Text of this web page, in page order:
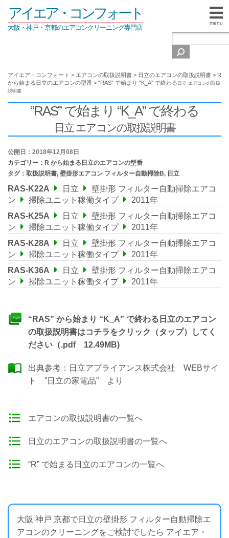
menu
アイエア・コンフォート
大阪・神戸・京都のエアコンクリーニング専門店
アイエア・コンフォート > エアコンの取扱説明書 > 日立のエアコンの取扱説明書 > R
から始まる日立のエアコンの型番 > “RAS” で始まり “K_A” で終わる 日立 エアコンの取扱
説明書
“RAS” で始まり “K_A” で終わる
日立 エアコンの取扱説明書
公開日：2018年12月08日
カテゴリー： R から始まる日立のエアコンの型番
タグ： 取扱説明書, 壁掛形エアコン フィルター自動掃除B, 日立
RAS-K22A 日立
壁掛形 フィルター自動掃除エアコ
ン
掃除ユニット稼働タイプ
2011年
RAS-K25A
日立
壁掛形 フィルター自動掃除エアコ
ン
掃除ユニット稼働タイプ
2011年
RAS-K28A
日立
壁掛形 フィルター自動掃除エアコ
ン
掃除ユニット稼働タイプ
2011年
RAS-K36A
日立
壁掛形 フィルター自動掃除エアコ
ン
掃除ユニット稼働タイプ 2011年
“RAS” から始まり “K_A” で終わる日立のエアコン
の取扱説明書はコチラをクリック（タップ）してく
ださい（.pdf 12.49MB)
出典参考： 日立アプライアンス株式会社 WEBサイ
ト ”日立の家電品” より
エアコンの取扱説明書の一覧へ
日立のエアコンの取扱説明書の一覧へ
“R” で始まる日立のエアコンの一覧へ
大阪 神戸 京都で日立の壁掛形 フィルター自動掃除エ
アコンのクリーニングをご検討でしたら アイエア・